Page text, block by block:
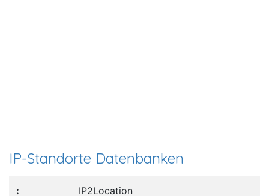
IP-Standorte Datenbanken
IP2Location